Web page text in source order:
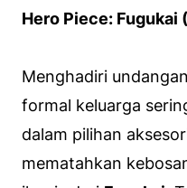
Hero Piece: Fugukai
Menghadiri
formal keluarga
dalam pilihan
mematahkan